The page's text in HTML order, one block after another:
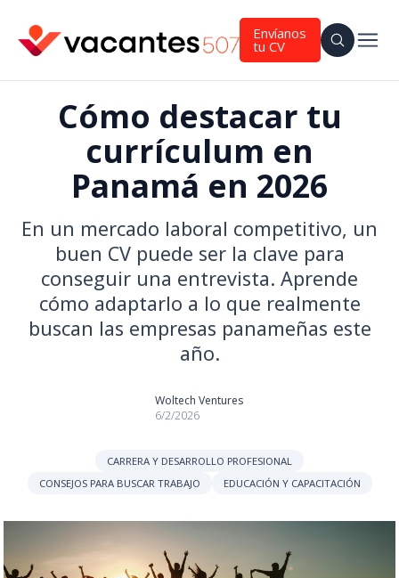
Envíanos
tu CV
Cómo destacar tu
currículum en
Panamá en 2026
En un mercado laboral competitivo, un
buen CV puede ser la clave para
conseguir una entrevista. Aprende
cómo adaptarlo a lo que realmente
buscan las empresas panameñas este
año.
Woltech Ventures
6/2/2026
CARRERA Y DESARROLLO PROFESIONAL
CONSEJOS PARA BUSCAR TRABAJO
EDUCACIÓN Y CAPACITACIÓN